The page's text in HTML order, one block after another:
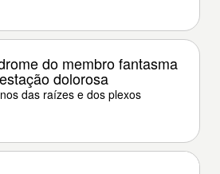
do membro fantasma
dolorosa
das raízes e dos plexos